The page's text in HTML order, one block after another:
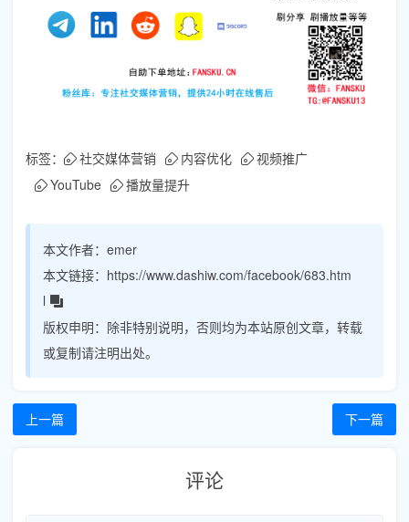
标签： 社交媒体营销 内容优化
视频推广
YouTube
播放量提升
本文作者： emer
本文链接： https://www.dashiw.com/facebook/683.htm
l
版权申明： 除非特别说明，否则均为本站原创文章，转载
或复制请注明出处。
上一篇 下一篇
评论